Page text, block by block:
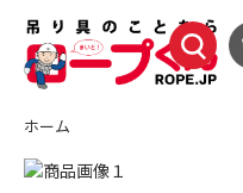
ホーム